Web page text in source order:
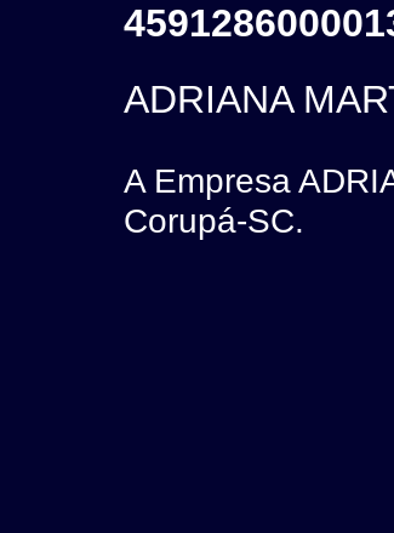
ADRIANA
A Empresa
Corupá-SC.